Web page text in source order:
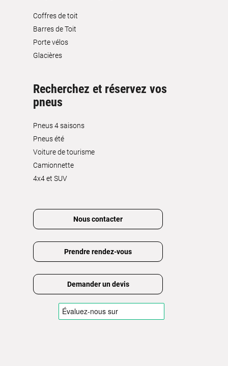
Coffres de toit
Barres de Toit
Porte vélos
Glacières
Recherchez et réservez vos
pneus
Pneus 4 saisons
Pneus été
Voiture de tourisme
Camionnette
4x4 et SUV
Nous contacter
Prendre rendez-vous
Demander un devis